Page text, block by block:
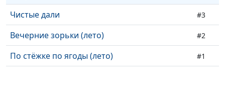
Чистые дали #3
Вечерние зорьки (лето) #2
По стёжке по ягоды (лето) #1